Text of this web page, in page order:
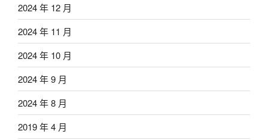
2024 年 12 月
2024 年 11 月
2024 年 10 月
2024 年 9 月
2024 年 8 月
2019 年 4 月